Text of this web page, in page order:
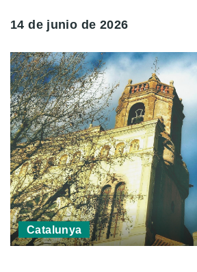
14 de junio de 2026
Catalunya